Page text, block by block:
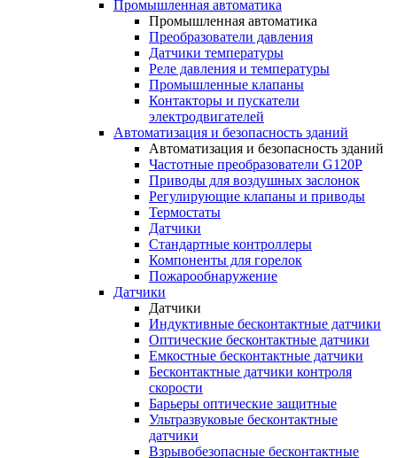
Промышленная автоматика
Промышленная автоматика
Преобразователи давления
Датчики температуры
Реле давления и температуры
Промышленные клапаны
Контакторы и пускатели
электродвигателей
Автоматизация и безопасность зданий
Автоматизация и безопасность зданий
Частотные преобразователи G120P
Приводы для воздушных заслонок
Регулирующие клапаны и приводы
Термостаты
Датчики
Стандартные контроллеры
Компоненты для горелок
Пожарообнаружение
Датчики
Датчики
Индуктивные бесконтактные датчики
Оптические бесконтактные датчики
Емкостные бесконтактные датчики
Бесконтактные датчики контроля
скорости
Барьеры оптические защитные
Ультразвуковые бесконтактные
датчики
Взрывобезопасные бесконтактные